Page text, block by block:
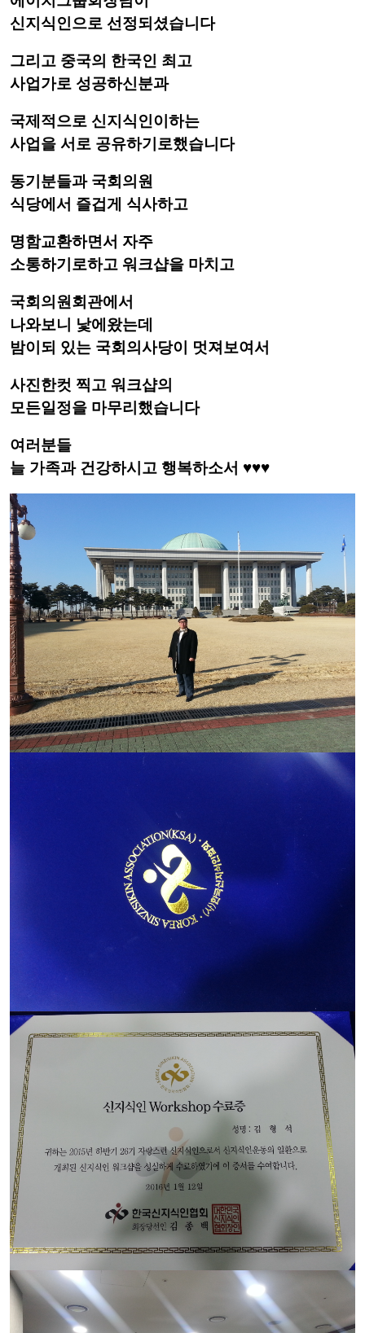
신지식인으로 선정되셨습니다
그리고 중국의 한국인 최고
사업가로 성공하신분과
국제적으로 신지식인이하는
사업을 서로 공유하기로했습니다
동기분들과 국회의원
식당에서 즐겁게 식사하고
명함교환하면서 자주
소통하기로하고 워크샵을 마치고
국회의원회관에서
나와보니 낯에왔는데
밤이되 있는 국회의사당이 멋져보여서
사진한컷 찍고 워크샵의
모든일정을 마무리했습니다
여러분들
늘 가족과 건강하시고 행복하소서 ♥♥♥